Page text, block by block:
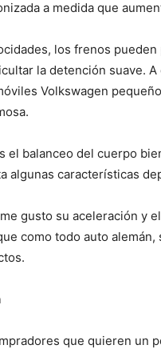
a medida que
los frenos
la detención suave.
Volkswagen
el balanceo del cuerpo
algunas características
gusto su aceleración y
como todo auto alemán,
que quieren un